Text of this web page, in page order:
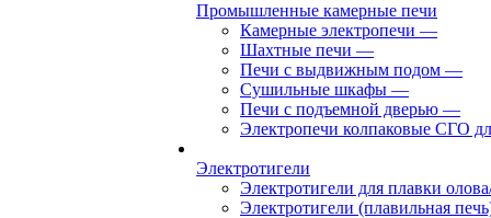
Промышленные камерные печи
Камерные электропечи —
Шахтные печи —
Печи с выдвижным подом —
Сушильные шкафы —
Печи с подъемной дверью —
Электропечи колпаковые СГО
Электротигели
Электротигели для плавки
Электротигели (плавильная